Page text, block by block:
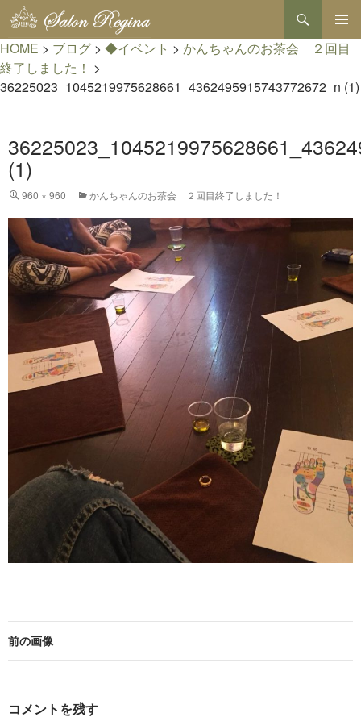
検
索
メインメ
ニュー
ン
ツ
キ
ッ
HOME > ブログ > ◆イベント > かんちゃんのお茶会 ２回目
終了しました！ >
36225023_1045219975628661_4362495915743772672_n (1)
(1)
960 × 960 かんちゃんのお茶会 ２回目終了しました！
前の画像
コメントを残す